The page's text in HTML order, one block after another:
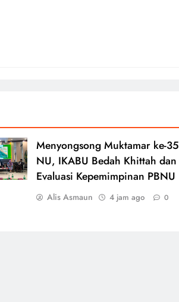
Menyongsong Muktamar ke-35
NU, IKABU Bedah Khittah dan
Evaluasi Kepemimpinan PBNU
Alis Asmaun 4 jam ago 0